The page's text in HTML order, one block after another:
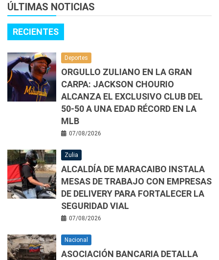
ÚLTIMAS NOTICIAS
RECIENTES
Deportes
ORGULLO ZULIANO EN LA GRAN
CARPA: JACKSON CHOURIO
ALCANZA EL EXCLUSIVO CLUB DEL
50-50 A UNA EDAD RÉCORD EN LA
MLB
07/08/2026
Zulia
ALCALDÍA DE MARACAIBO INSTALA
MESAS DE TRABAJO CON EMPRESAS
DE DELIVERY PARA FORTALECER LA
SEGURIDAD VIAL
07/08/2026
Nacional
ASOCIACIÓN BANCARIA DETALLA